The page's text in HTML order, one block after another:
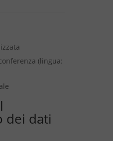
(lingua:
dei dati